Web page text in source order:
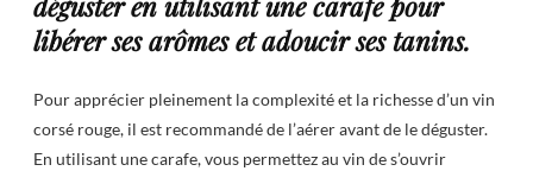
libérer ses arômes et adoucir ses tanins.
Pour apprécier pleinement la complexité et la richesse d’un vin
corsé rouge, il est recommandé de l’aérer avant de le déguster.
En utilisant une carafe, vous permettez au vin de s’ouvrir